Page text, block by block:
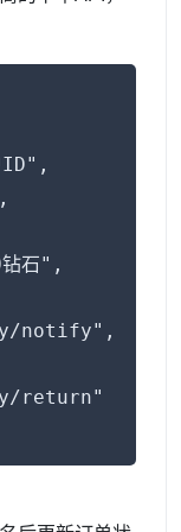
石",
notify",
return"